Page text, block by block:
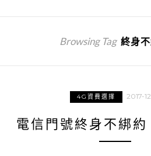
Browsing Tag 終身
4G資費選擇 2017-
電信門號終身不綁約